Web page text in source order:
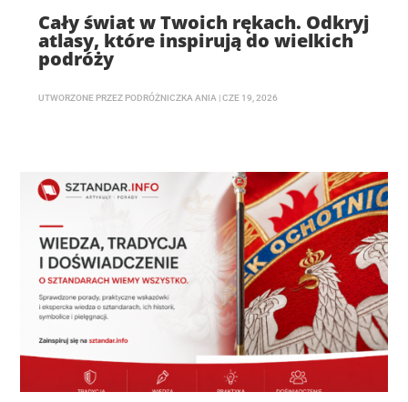
Cały świat w Twoich rękach. Odkryj
atlasy, które inspirują do wielkich
podróży
UTWORZONE PRZEZ PODRÓŻNICZKA ANIA |CZE 19, 2026